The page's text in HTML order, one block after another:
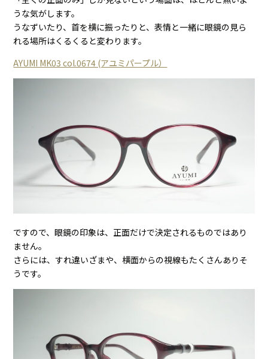
うな気がします。
うなずいたり、首を横に振ったりと、表情と一緒に眼鏡の見ら
れる場所はくるくると変わります。
AYUMI MK03 col.0674 (アユミパープル）
ですので、眼鏡の印象は、正面だけで決定されるものではあり
ません。
さらには、すれ違いざまや、横面からの視線もたくさんありそ
うです。